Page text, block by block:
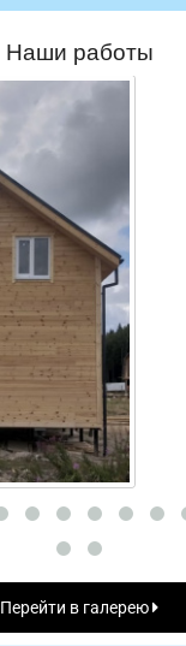
Наши работы
Перейти в галерею